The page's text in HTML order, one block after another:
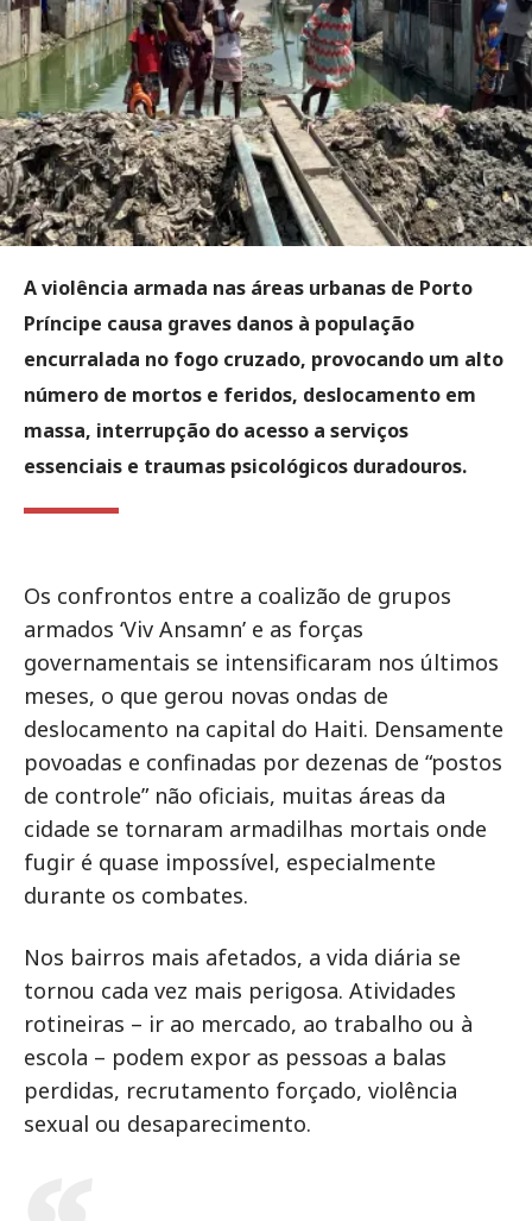
A violência armada nas áreas urbanas de Porto
Príncipe causa graves danos à população
encurralada no fogo cruzado, provocando um alto
número de mortos e feridos, deslocamento em
massa, interrupção do acesso a serviços
essenciais e traumas psicológicos duradouros.
Os confrontos entre a coalizão de grupos
armados ‘Viv Ansamn’ e as forças
governamentais se intensificaram nos últimos
meses, o que gerou novas ondas de
deslocamento na capital do Haiti. Densamente
povoadas e confinadas por dezenas de “postos
de controle” não oficiais, muitas áreas da
cidade se tornaram armadilhas mortais onde
fugir é quase impossível, especialmente
durante os combates.
Nos bairros mais afetados, a vida diária se
tornou cada vez mais perigosa. Atividades
rotineiras – ir ao mercado, ao trabalho ou à
escola – podem expor as pessoas a balas
perdidas, recrutamento forçado, violência
sexual ou desaparecimento.